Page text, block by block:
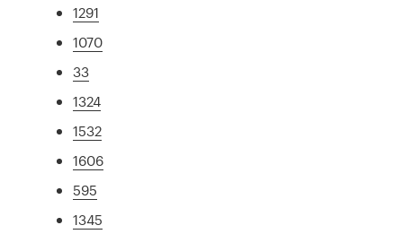
1291
1070
33
1324
1532
1606
595
1345